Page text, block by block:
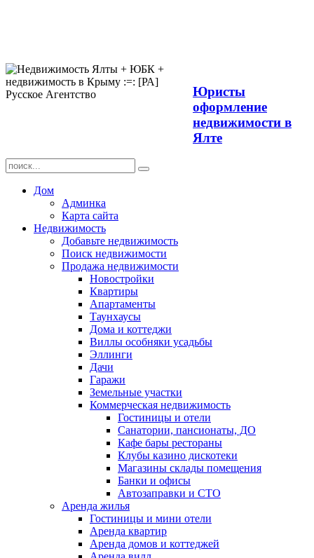
Юристы
оформление
недвижимости в
Ялте
Дом
Админка
Карта сайта
Недвижимость
Добавьте недвижимость
Поиск недвижимости
Продажа недвижимости
Новостройки
Квартиры
Апартаменты
Таунхаусы
Дома и коттеджи
Виллы особняки усадьбы
Эллинги
Дачи
Гаражи
Земельные участки
Коммерческая недвижимость
Гостиницы и отели
Санатории, пансионаты, ДО
Кафе бары рестораны
Клубы казино дискотеки
Магазины склады помещения
Банки и офисы
Автозаправки и СТО
Аренда жилья
Гостиницы и мини отели
Аренда квартир
Аренда домов и коттеджей